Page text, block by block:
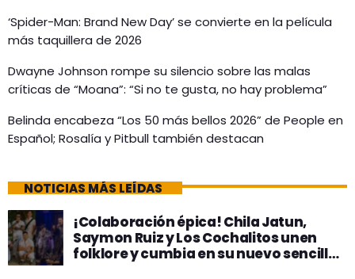
‘Spider-Man: Brand New Day’ se convierte en la película
más taquillera de 2026
Dwayne Johnson rompe su silencio sobre las malas
críticas de “Moana”: “Si no te gusta, no hay problema”
Belinda encabeza “Los 50 más bellos 2026” de People en
Español; Rosalía y Pitbull también destacan
NOTICIAS MÁS LEÍDAS
¡Colaboración épica! Chila Jatun,
Saymon Ruiz y Los Cochalitos unen
folklore y cumbia en su nuevo sencillo